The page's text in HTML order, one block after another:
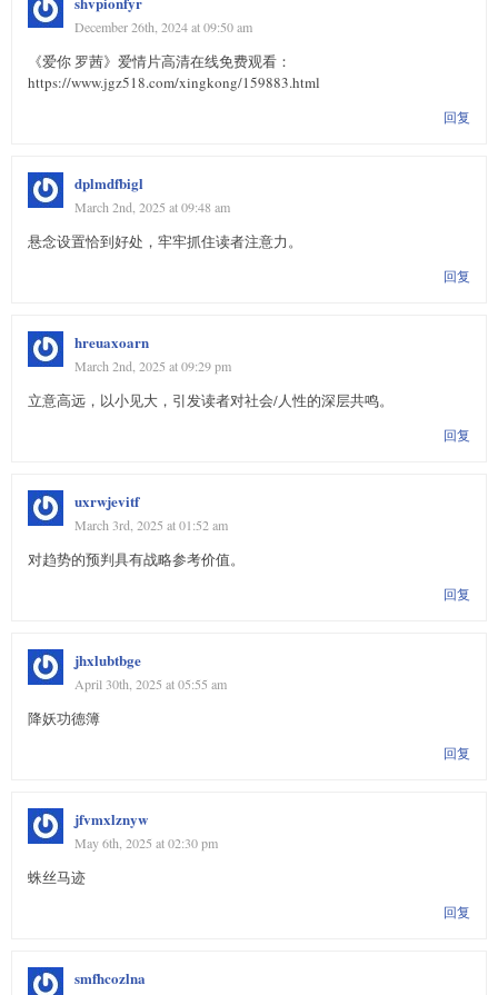
December 26th, 2024 at 09:50 am
《爱你 罗茜》爱情片高清在线免费观看：
https://www.jgz518.com/xingkong/159883.html
回复
dplmdfbigl
March 2nd, 2025 at 09:48 am
悬念设置恰到好处，牢牢抓住读者注意力。
回复
hreuaxoarn
March 2nd, 2025 at 09:29 pm
立意高远，以小见大，引发读者对社会/人性的深层共鸣。
回复
uxrwjevitf
March 3rd, 2025 at 01:52 am
对趋势的预判具有战略参考价值。
回复
jhxlubtbge
April 30th, 2025 at 05:55 am
降妖功德簿
回复
jfvmxlznyw
May 6th, 2025 at 02:30 pm
蛛丝马迹
回复
smfhcozlna